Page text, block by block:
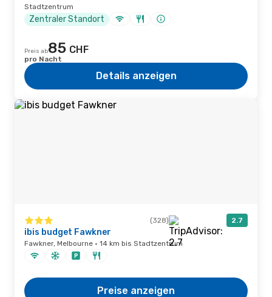
Stadtzentrum
Zentraler Standort
Preis ab85 CHF
pro Nacht
Details anzeigen
(328) 2.7
ibis budget Fawkner
Fawkner, Melbourne · 14 km bis Stadtzentrum
Preise anzeigen